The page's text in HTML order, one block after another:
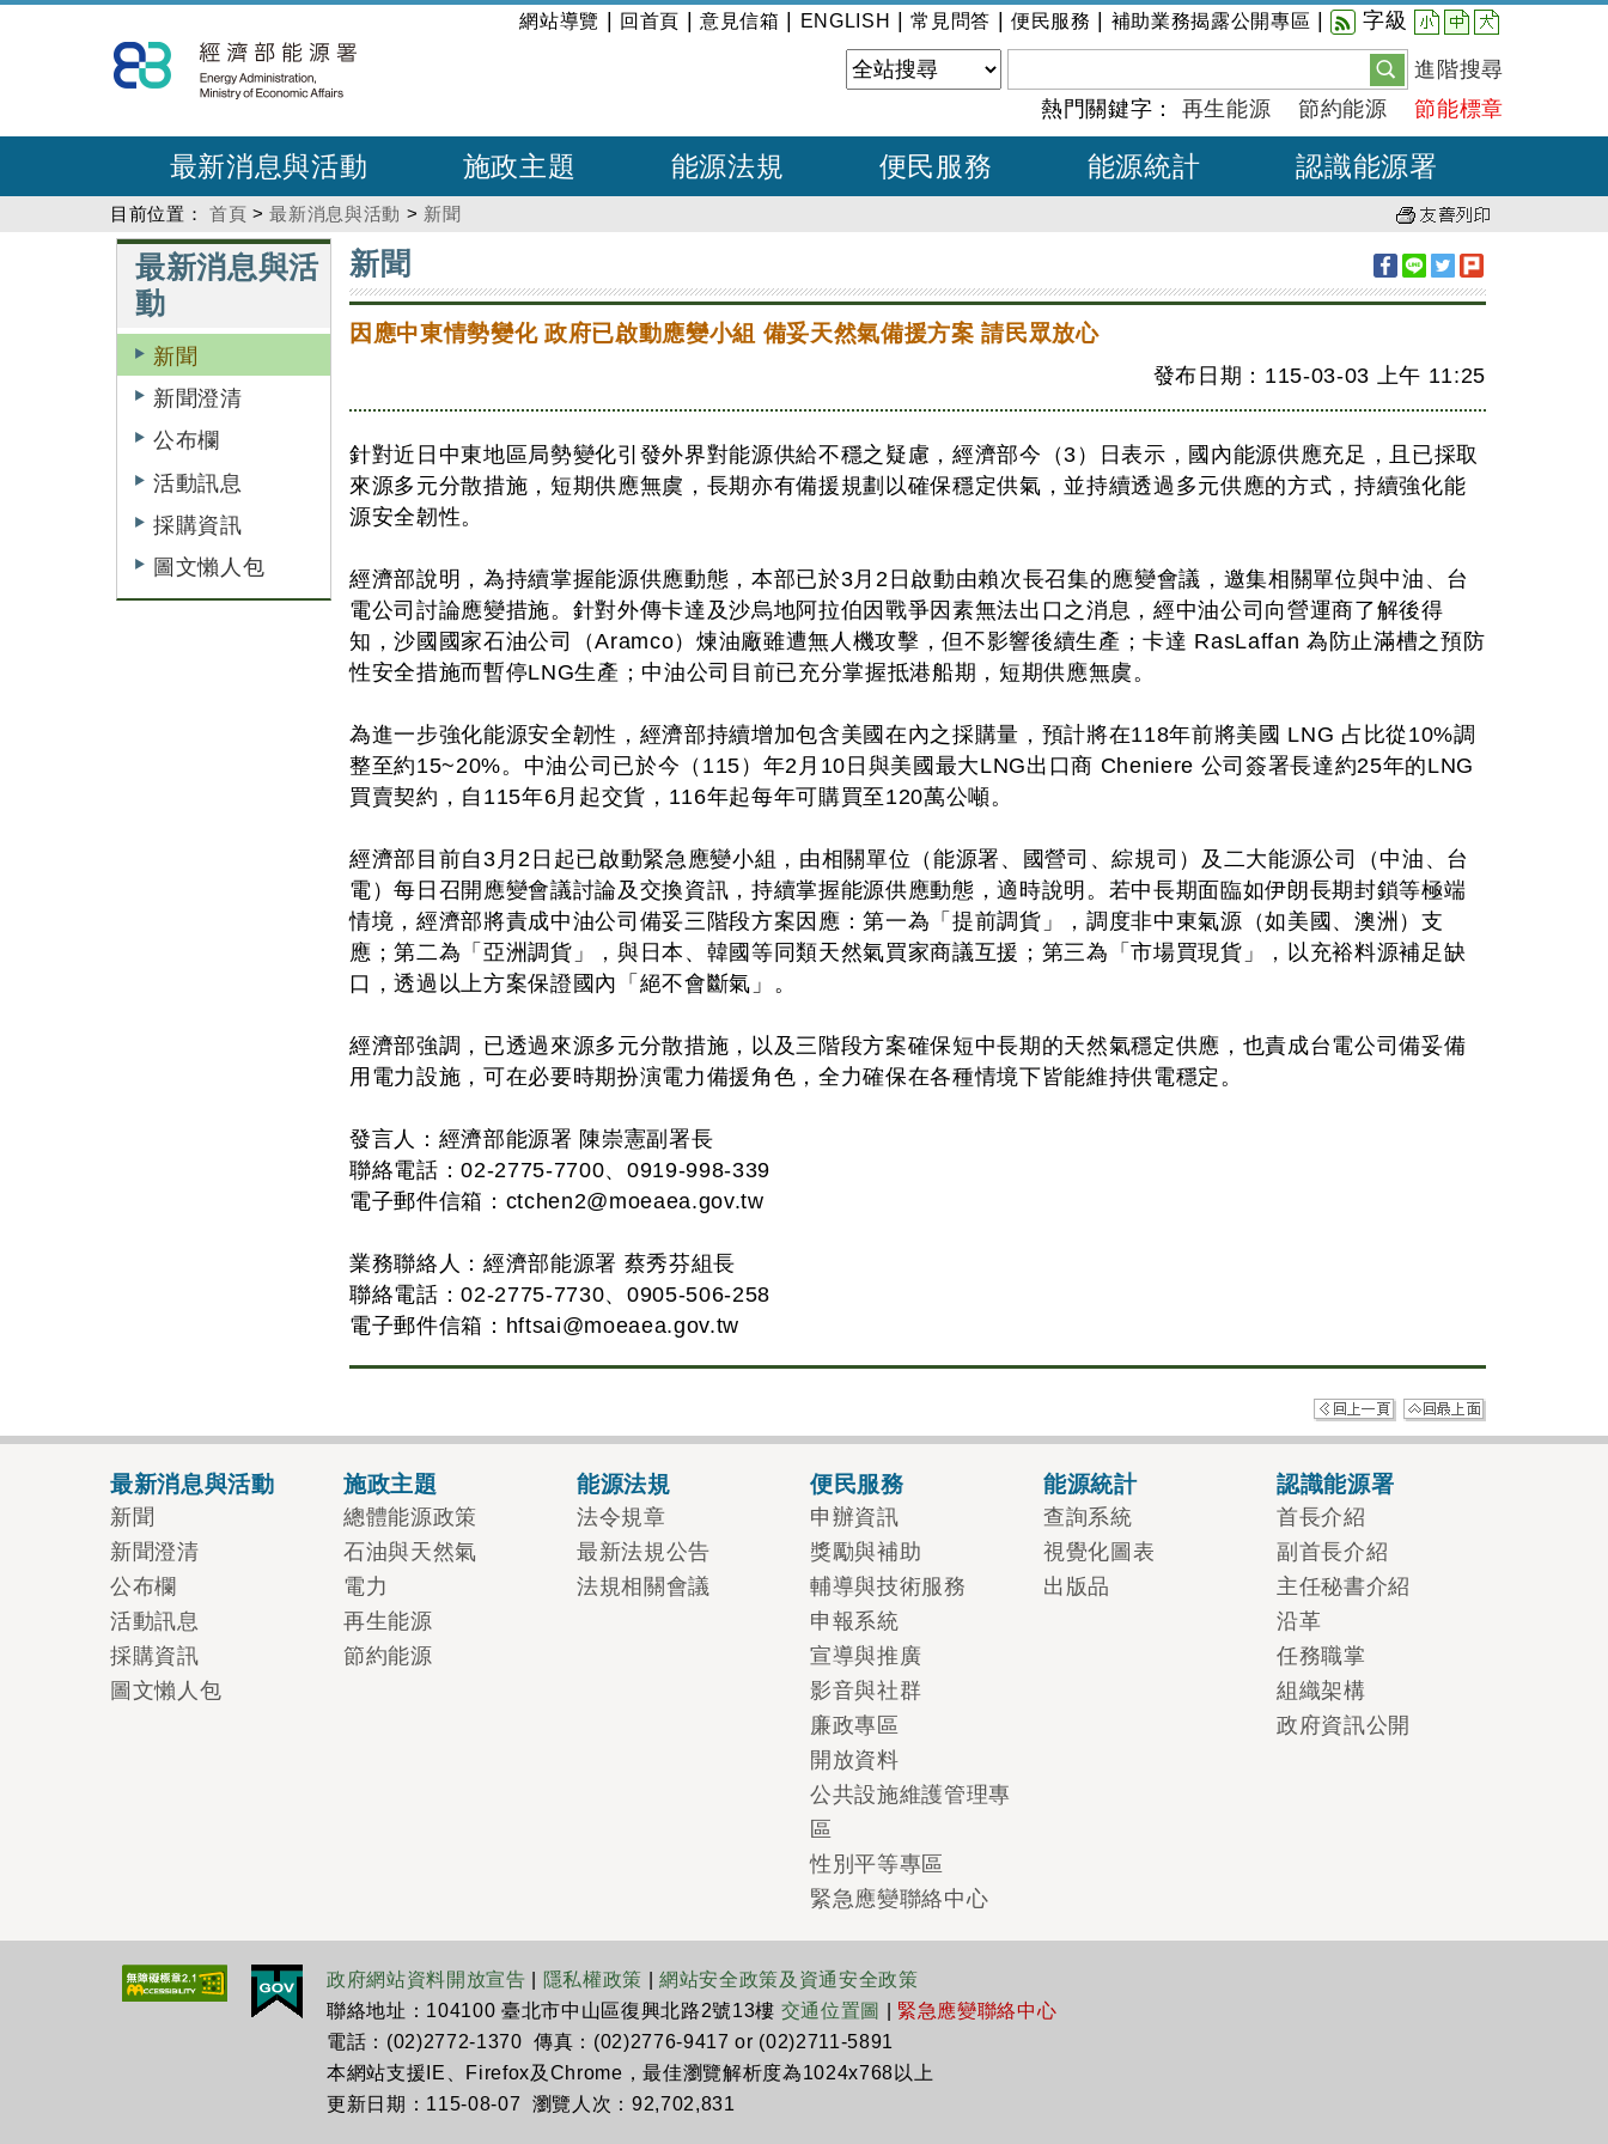
到
主
內
:::
網站導覽 回首頁 意見信箱 ENGLISH |常見問答 便民服務 補助業務揭露公開專區 字級 小 中 大
進階搜尋
熱門關鍵字： 再生能源 節約能源 節能標章
最新消息與活動 施政主題 能源法規 便民服務 能源統計 認識能源署
目前位置： 首頁 >最新消息與活動 > 新聞
最新消息與活
動
新聞
新聞澄清
公布欄
活動訊息
採購資訊
圖文懶人包
:::
新聞
因應中東情勢變化 政府已啟動應變小組 備妥天然氣備援方案 請民眾放心
發布日期：115-03-03 上午 11:25
針對近日中東地區局勢變化引發外界對能源供給不穩之疑慮，經濟部今（3）日表示，國內能源供應充足，且已採取
來源多元分散措施，短期供應無虞，長期亦有備援規劃以確保穩定供氣，並持續透過多元供應的方式，持續強化能
源安全韌性。
經濟部說明，為持續掌握能源供應動態，本部已於3月2日啟動由賴次長召集的應變會議，邀集相關單位與中油、台
電公司討論應變措施。針對外傳卡達及沙烏地阿拉伯因戰爭因素無法出口之消息，經中油公司向營運商了解後得
知，沙國國家石油公司（Aramco）煉油廠雖遭無人機攻擊，但不影響後續生產；卡達 RasLaffan 為防止滿槽之預防
性安全措施而暫停LNG生產；中油公司目前已充分掌握抵港船期，短期供應無虞。
為進一步強化能源安全韌性，經濟部持續增加包含美國在內之採購量，預計將在118年前將美國 LNG 占比從10%調
整至約15~20%。中油公司已於今（115）年2月10日與美國最大LNG出口商 Cheniere 公司簽署長達約25年的LNG
買賣契約，自115年6月起交貨，116年起每年可購買至120萬公噸。
經濟部目前自3月2日起已啟動緊急應變小組，由相關單位（能源署、國營司、綜規司）及二大能源公司（中油、台
電）每日召開應變會議討論及交換資訊，持續掌握能源供應動態，適時說明。若中長期面臨如伊朗長期封鎖等極端
情境，經濟部將責成中油公司備妥三階段方案因應：第一為「提前調貨」，調度非中東氣源（如美國、澳洲）支
應；第二為「亞洲調貨」，與日本、韓國等同類天然氣買家商議互援；第三為「市場買現貨」，以充裕料源補足缺
口，透過以上方案保證國內「絕不會斷氣」。
經濟部強調，已透過來源多元分散措施，以及三階段方案確保短中長期的天然氣穩定供應，也責成台電公司備妥備
用電力設施，可在必要時期扮演電力備援角色，全力確保在各種情境下皆能維持供電穩定。
發言人：經濟部能源署 陳崇憲副署長
聯絡電話：02-2775-7700、0919-998-339
電子郵件信箱： ctchen2@moeaea.gov.tw
業務聯絡人：經濟部能源署 蔡秀芬組長
聯絡電話：02-2775-7730、0905-506-258
電子郵件信箱： hftsai@moeaea.gov.tw
最新消息與活動
新聞
新聞澄清
公布欄
活動訊息
採購資訊
圖文懶人包
施政主題
總體能源政策
石油與天然氣
電力
再生能源
節約能源
能源法規
法令規章
最新法規公告
法規相關會議
便民服務
申辦資訊
獎勵與補助
輔導與技術服務
申報系統
宣導與推廣
影音與社群
廉政專區
開放資料
公共設施維護管理專
區
性別平等專區
緊急應變聯絡中心
能源統計
查詢系統
視覺化圖表
出版品
認識能源署
首長介紹
副首長介紹
主任秘書介紹
沿革
任務職掌
組織架構
政府資訊公開
政府網站資料開放宣告 隱私權政策 |網站安全政策及資通安全政策
聯絡地址：104100 臺北市中山區復興北路2號13樓 交通位置圖
緊急應變聯絡中心
電話：(02)2772-1370 傳真：(02)2776-9417 or (02)2711-5891
本網站支援IE、Firefox及Chrome，最佳瀏覽解析度為1024x768以上
更新日期：115-08-07 瀏覽人次：92,702,831